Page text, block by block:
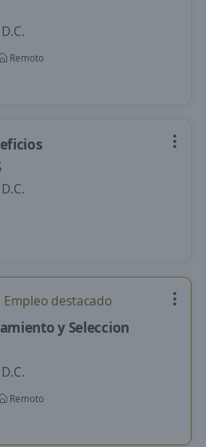
Remoto
Empleo destacado
y Seleccion
Remoto